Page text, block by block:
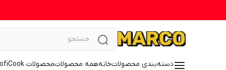
دسته‌بندی محصولاتخانههمه محصولاتمحصولات ProfiCook